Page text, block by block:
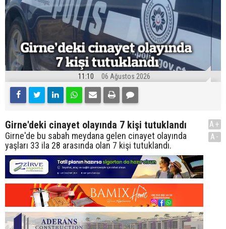
11:10 06 Ağustos 2026
Girne'deki cinayet olayında 7 kişi tutuklandı
Girne'de bu sabah meydana gelen cinayet olayında
yaşları 33 ila 28 arasında olan 7 kişi tutuklandı.
A+
A-